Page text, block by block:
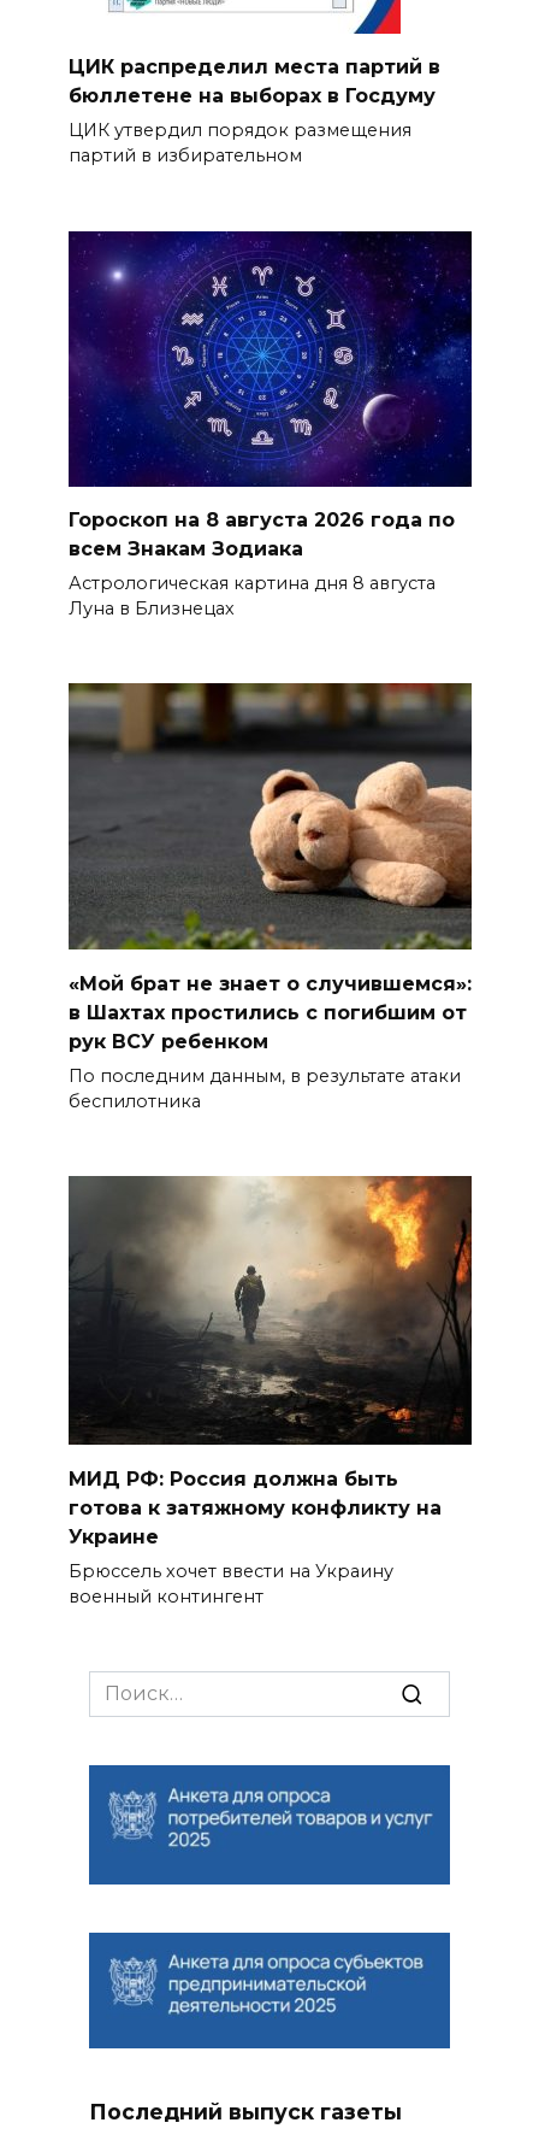
ЦИК распределил места партий в
бюллетене на выборах в Госдуму
ЦИК утвердил порядок размещения
партий в избирательном
Гороскоп на 8 августа 2026 года по
всем Знакам Зодиака
Астрологическая картина дня 8 августа
Луна в Близнецах
«Мой брат не знает о случившемся»:
в Шахтах простились с погибшим от
рук ВСУ ребенком
По последним данным, в результате атаки
беспилотника
МИД РФ: Россия должна быть
готова к затяжному конфликту на
Украине
Брюссель хочет ввести на Украину
военный контингент
Search
for:
Последний выпуск газеты